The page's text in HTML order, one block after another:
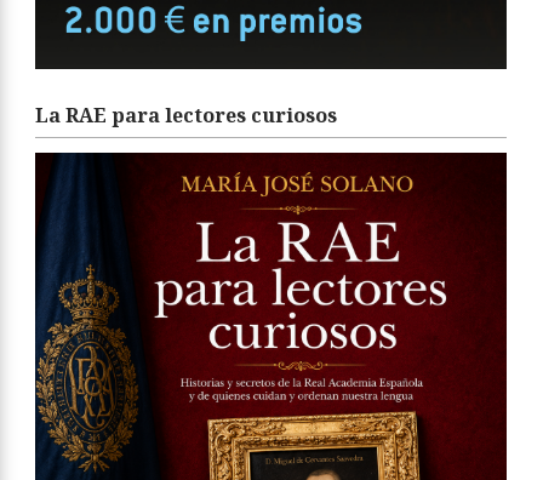
La RAE para lectores curiosos